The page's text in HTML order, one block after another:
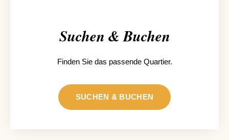
Suchen & Buchen
Finden Sie das passende Quartier.
SUCHEN & BUCHEN